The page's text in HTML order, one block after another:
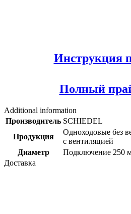
Инструкция
Полный
Additional information
Производитель SCHIEDEL
Продукция
Одноходовые без
с вентиляцией
Диаметр
Подключение 250
Доставка